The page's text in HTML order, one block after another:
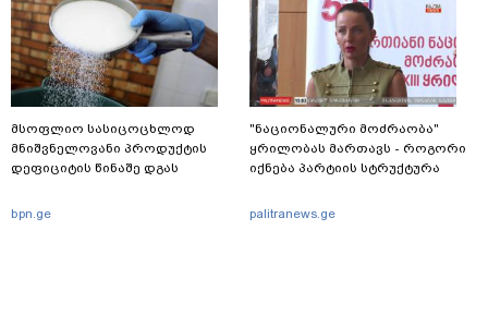
მსოფლიო სასიცოცხლოდ
მნიშვნელოვანი პროდუქტის
დეფიციტის წინაშე დგას
bpn.ge
"ნაციონალური მოძრაობა"
ყრილობას მართავს - როგორი
იქნება პარტიის სტრუქტურა
palitranews.ge